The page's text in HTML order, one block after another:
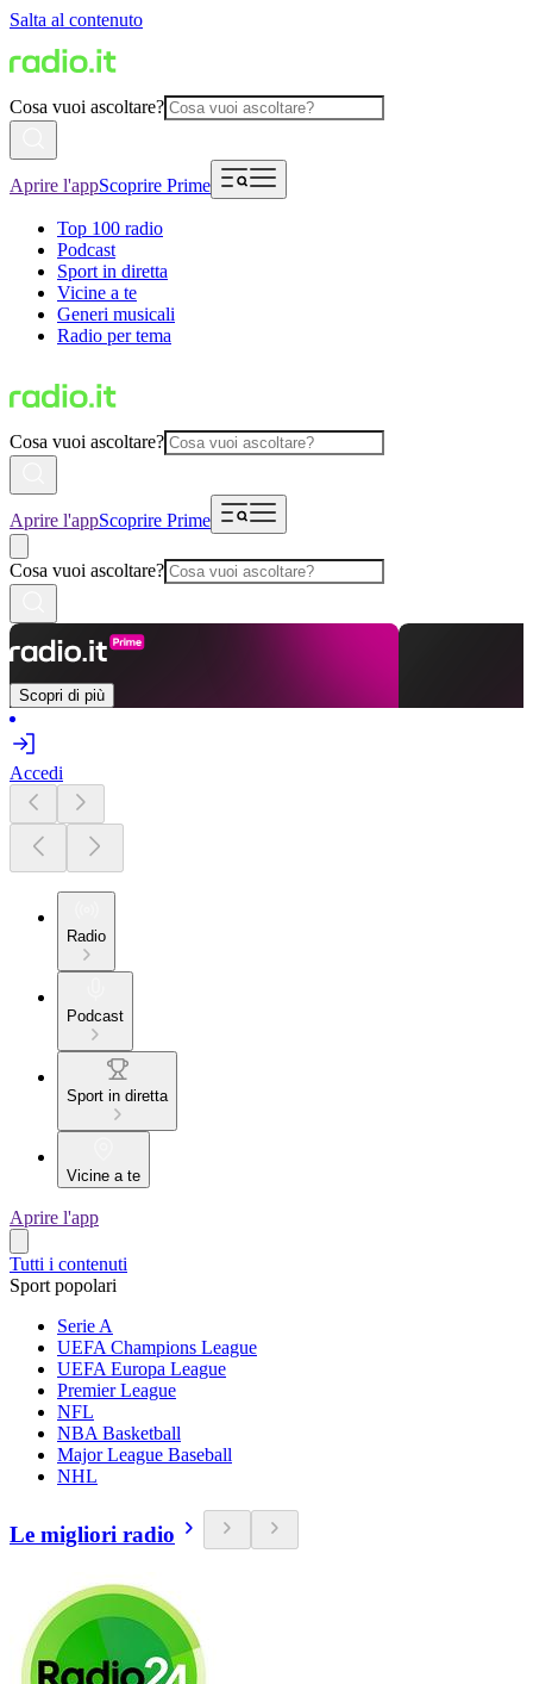
Salta al contenuto
Cosa vuoi ascoltare?
Aprire l'appScoprire Prime
Top 100 radio
Podcast
Sport in diretta
Vicine a te
Generi musicali
Radio per tema
Cosa vuoi ascoltare?
Aprire l'appScoprire Prime
Cosa vuoi ascoltare?
Scopri di più
Accedi
Radio
Podcast
Sport in diretta
Vicine a te
Aprire l'app
Tutti i contenuti
Sport popolari
Serie A
UEFA Champions League
UEFA Europa League
Premier League
NFL
NBA Basketball
Major League Baseball
NHL
Le migliori radio